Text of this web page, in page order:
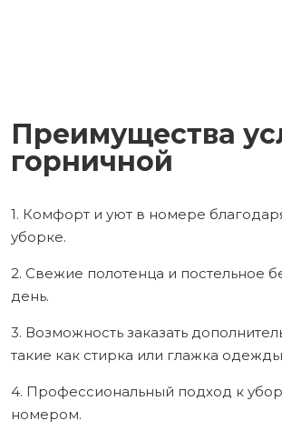
Преимущества
горничной
1. Комфорт и уют в номере
уборке.
2. Свежие полотенца и постельное
день.
3. Возможность заказать
такие как стирка или глажка
4. Профессиональный подход к
номером.